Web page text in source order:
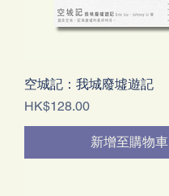
空城記：我城廢墟遊記
價格
HK$128.00
新增至購物車